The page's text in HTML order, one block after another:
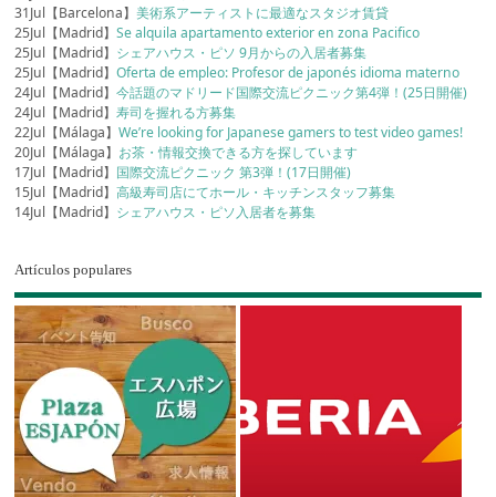
31Jul【Barcelona】美術系アーティストに最適なスタジオ賃貸
25Jul【Madrid】Se alquila apartamento exterior en zona Pacifico
25Jul【Madrid】 シェアハウス・ピソ 9月からの入居者募集
25Jul【Madrid】Oferta de empleo: Profesor de japonés idioma materno
24Jul【Madrid】今話題のマドリード国際交流ピクニック第4弾！(25日開催)
24Jul【Madrid】寿司を握れる方募集
22Jul【Málaga】We’re looking for Japanese gamers to test video games!
20Jul【Málaga】 お茶・情報交換できる方を探しています
17Jul【Madrid】 国際交流ピクニック 第3弾！(17日開催)
15Jul【Madrid】高級寿司店にてホール・キッチンスタッフ募集
14Jul【Madrid】 シェアハウス・ピソ入居者を募集
Artículos populares